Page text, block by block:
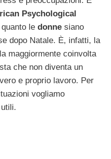
Psychological
le donne siano
dopo Natale. È, infatti, la
maggiormente coinvolta
che non diventa un
e proprio lavoro. Per
vogliamo